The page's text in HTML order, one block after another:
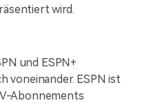
wird.
und ESPN+
voneinander. ESPN ist
Abonnements